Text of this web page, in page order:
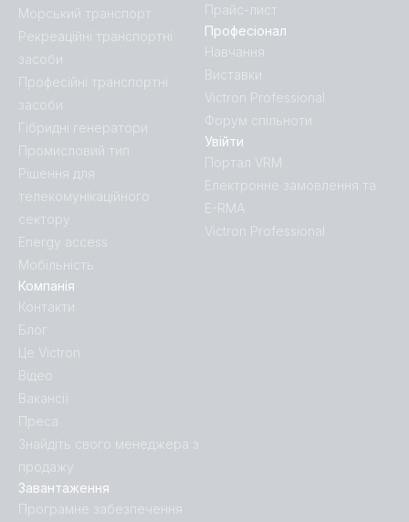
Завантаження
Програмне забезпечення
Морський транспорт
Рекреаційні транспортні
засоби
Професійні транспортні
засоби
Гібридні генератори
Промисловий тип
Рішення для
телекомунікаційного
сектору
Energy access
Мобільність
Компанія
Контакти
Блог
Це Victron
Відео
Вакансії
Преса
Знайдіть свого менеджера з
продажу
Прайс-лист
Професіонал
Навчання
Виставки
Victron Professional
Форум спільноти
Увійти
Портал VRM
Електронне замовлення та
E-RMA
Victron Professional